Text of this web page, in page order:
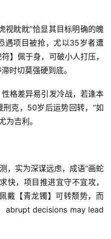
视眈眈”恰显其目标明确的魄
遇项目被抢，尤以35岁者遭
】佩于身，可破小人打压，
时切莫强硬到底。
格差异易引发冷战，若逢本
克，50岁后运势回转，“如
为吉利。
，实为深谋远虑，成语“画蛇
快，项目推进宜守不宜攻，
戴【青龙镯】可转颓势，而
abrupt decisions may lead